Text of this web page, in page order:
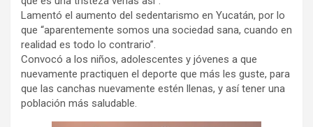
Lamentó el aumento del sedentarismo en Yucatán, por lo
que “aparentemente somos una sociedad sana, cuando en
realidad es todo lo contrario”.
Convocó a los niños, adolescentes y jóvenes a que
nuevamente practiquen el deporte que más les guste, para
que las canchas nuevamente estén llenas, y así tener una
población más saludable.